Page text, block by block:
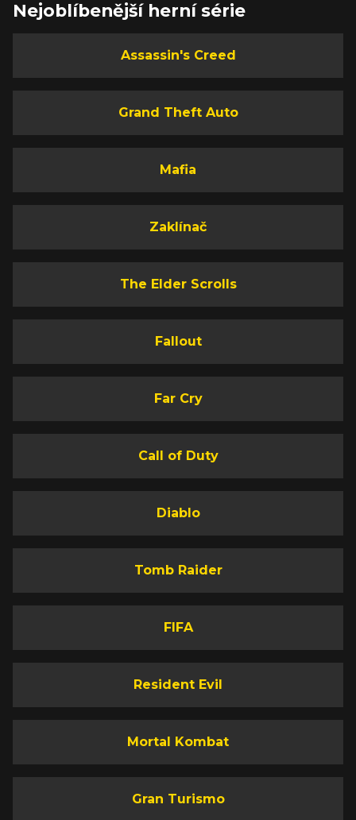
Nejoblíbenější herní série
Assassin's Creed
Grand Theft Auto
Mafia
Zaklínač
The Elder Scrolls
Fallout
Far Cry
Call of Duty
Diablo
Tomb Raider
FIFA
Resident Evil
Mortal Kombat
Gran Turismo